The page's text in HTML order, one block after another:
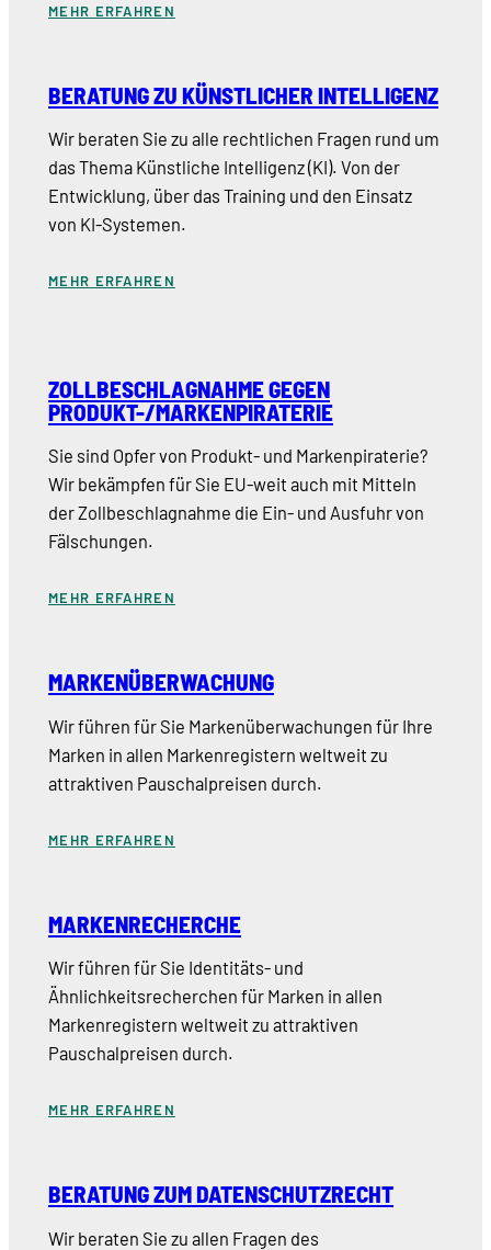
MEHR ERFAHREN
BERATUNG ZU KÜNSTLICHER INTELLIGENZ
Wir beraten Sie zu alle rechtlichen Fragen rund um
das Thema Künstliche Intelligenz (KI). Von der
Entwicklung, über das Training und den Einsatz
von KI-Systemen.
MEHR ERFAHREN
ZOLLBESCHLAGNAHME GEGEN
PRODUKT-/MARKENPIRATERIE
Sie sind Opfer von Produkt- und Markenpiraterie?
Wir bekämpfen für Sie EU-weit auch mit Mitteln
der Zollbeschlagnahme die Ein- und Ausfuhr von
Fälschungen.
MEHR ERFAHREN
MARKENÜBERWACHUNG
Wir führen für Sie Markenüberwachungen für Ihre
Marken in allen Markenregistern weltweit zu
attraktiven Pauschalpreisen durch.
MEHR ERFAHREN
MARKENRECHERCHE
Wir führen für Sie Identitäts- und
Ähnlichkeitsrecherchen für Marken in allen
Markenregistern weltweit zu attraktiven
Pauschalpreisen durch.
MEHR ERFAHREN
BERATUNG ZUM DATENSCHUTZRECHT
Wir beraten Sie zu allen Fragen des